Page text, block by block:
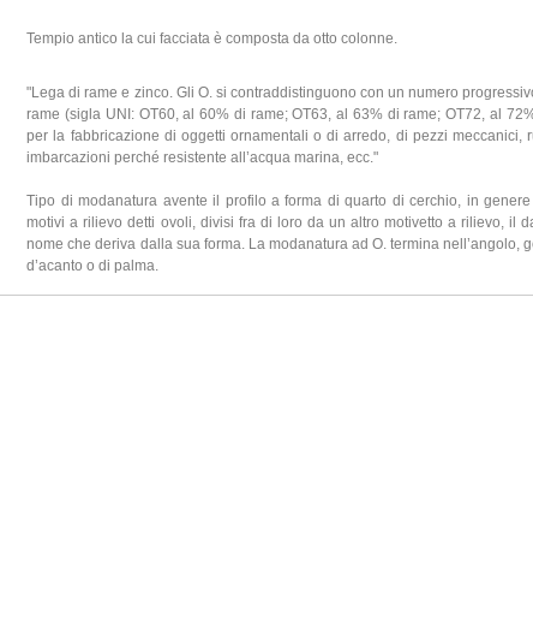
Tempio antico la cui facciata è composta da otto colonne.
"Lega di rame e zinco. Gli O. si contraddistinguono con un numero
rame (sigla UNI: OT60, al 60% di rame; OT63, al 63% di rame; OT72, al
per la fabbricazione di oggetti ornamentali o di arredo, di pezzi meccanici,
imbarcazioni perché resistente all’acqua marina, ecc."
Tipo di modanatura avente il profilo a forma di quarto di cerchio, in
motivi a rilievo detti ovoli, divisi fra di loro da un altro motivetto a rilievo, il
nome che deriva dalla sua forma. La modanatura ad O. termina nell’angolo,
d’acanto o di palma.